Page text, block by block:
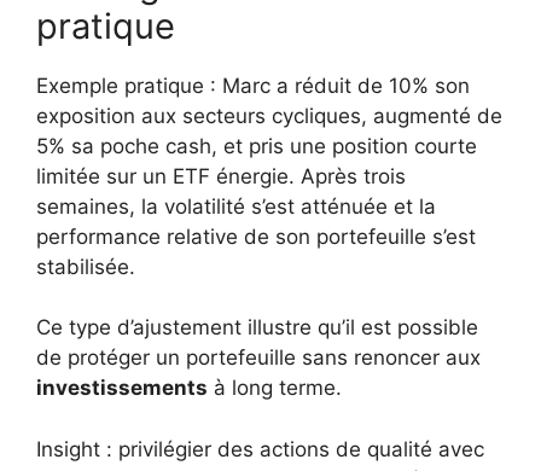
pratique
Exemple pratique : Marc a réduit de 10% son
exposition aux secteurs cycliques, augmenté de
5% sa poche cash, et pris une position courte
limitée sur un ETF énergie. Après trois
semaines, la volatilité s’est atténuée et la
performance relative de son portefeuille s’est
stabilisée.
Ce type d’ajustement illustre qu’il est possible
de protéger un portefeuille sans renoncer aux
investissements à long terme.
Insight : privilégier des actions de qualité avec